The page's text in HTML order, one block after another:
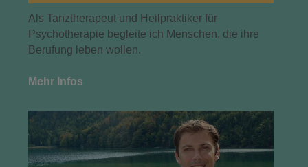
Als Tanztherapeut und Heilpraktiker für
Psychotherapie begleite ich Menschen, die ihre
Berufung leben wollen.
Mehr Infos